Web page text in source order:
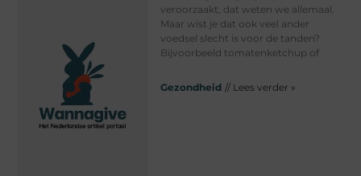
veroorzaakt, dat weten we allemaal.
Maar wist je dat ook veel ander
voedsel slecht is voor de tanden?
Bijvoorbeeld tomatenketchup of
Gezondheid // Lees verder »